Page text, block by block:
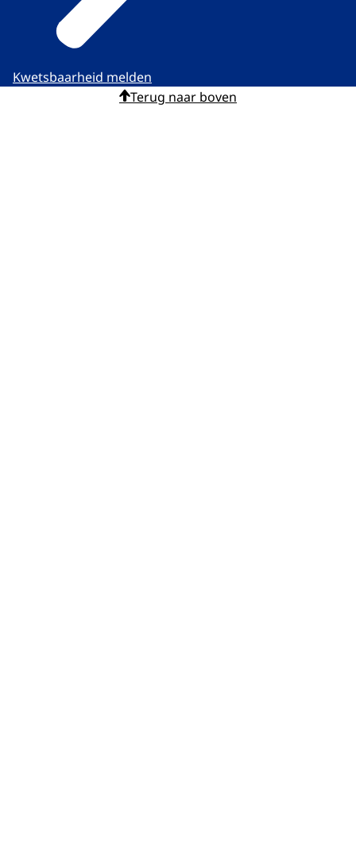
Kwetsbaarheid melden
Terug naar boven